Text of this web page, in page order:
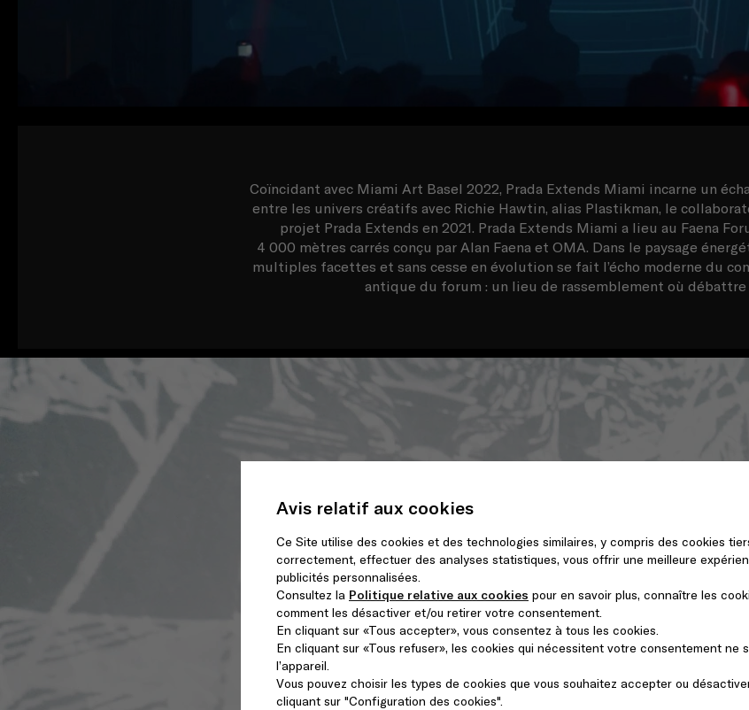
Avis relatif aux cookies
Ce Site utilise des cookies et des technologies similaires, y compris des cookies
correctement, effectuer des analyses statistiques, vous offrir une meilleure
publicités personnalisées.
Consultez la Politique relative aux cookies pour en savoir plus, connaître les
comment les désactiver et/ou retirer votre consentement.
En cliquant sur «Tous accepter», vous consentez à tous les cookies.
En cliquant sur «Tous refuser», les cookies qui nécessitent votre consentement ne
l’appareil.
Vous pouvez choisir les types de cookies que vous souhaitez accepter ou
cliquant sur "Configuration des cookies".
Coïncidant avec Miami Art Basel 2022, Prada Extends Miami incarne un
entre les univers créatifs avec Richie Hawtin, alias Plastikman, le
projet Prada Extends en 2021. Prada Extends Miami a lieu au Faena
4 000 mètres carrés conçu par Alan Faena et OMA. Dans le paysage
multiples facettes et sans cesse en évolution se fait l’écho moderne du
antique du forum : un lieu de rassemblement où